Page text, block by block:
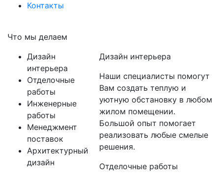
Контакты
Что мы делаем
Дизайн
интерьера
Отделочные
работы
Инженерные
работы
Менеджмент
поставок
Архитектурный
дизайн
Дизайн интерьера
Наши специалисты помогут
Вам создать теплую и
уютную обстановку в любом
жилом помещении.
Большой опыт помогает
реализовать любые смелые
решения.
Отделочные работы